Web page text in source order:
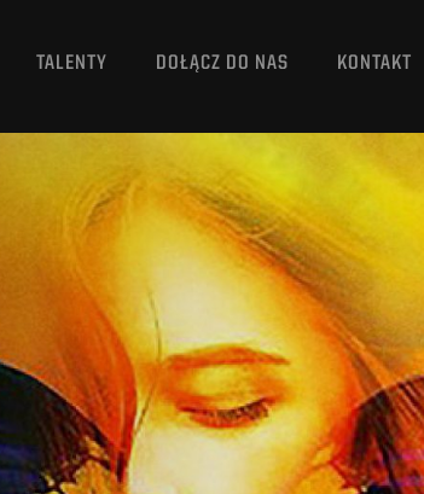
TALENTY DOŁĄCZ DO NAS KONTAKT